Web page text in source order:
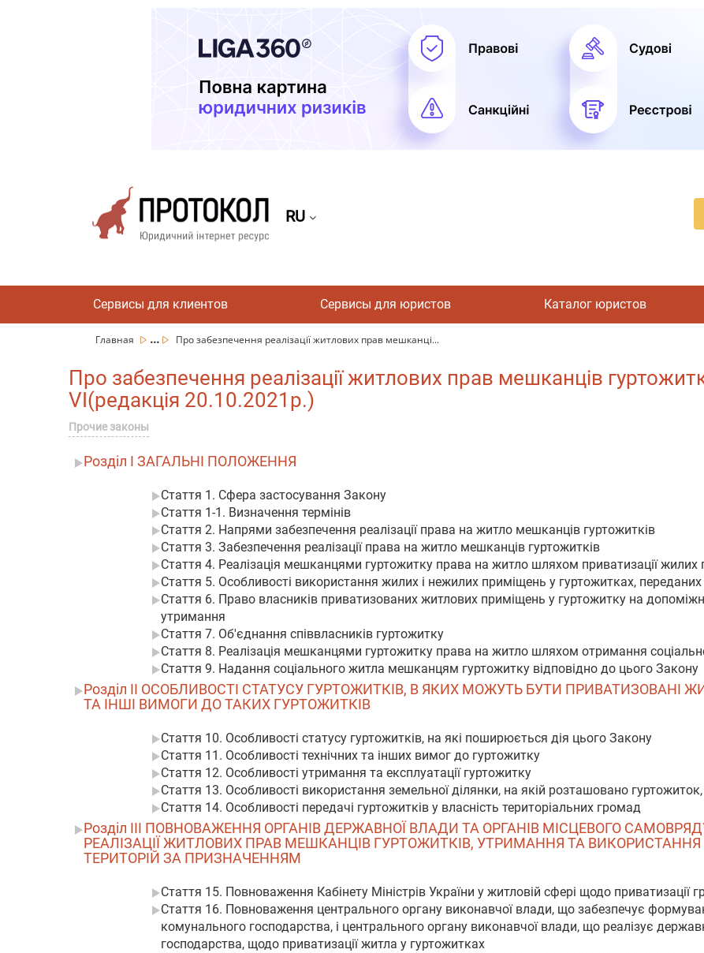
RU
Сервисы для клиентов Сервисы для юристов Каталог юристов
Главная ... Про забезпечення реалізації житлових прав мешканці...
Про забезпечення реалізації житлових прав мешканців
VI(редакція 20.10.2021р.)
Прочие законы
Розділ I ЗАГАЛЬНІ ПОЛОЖЕННЯ
Стаття 1. Сфера застосування Закону
Стаття 1-1. Визначення термінів
Стаття 2. Напрями забезпечення реалізації права на житло мешканців гуртожитків
Стаття 3. Забезпечення реалізації права на житло мешканців гуртожитків
Стаття 4. Реалізація мешканцями гуртожитку права на житло шляхом приватизації жилих
Стаття 5. Особливості використання жилих і нежилих приміщень у гуртожитках,
Стаття 6. Право власників приватизованих житлових приміщень у гуртожитку на
утримання
Стаття 7. Об'єднання співвласників гуртожитку
Стаття 8. Реалізація мешканцями гуртожитку права на житло шляхом отримання
Стаття 9. Надання соціального житла мешканцям гуртожитку відповідно до цього Закону
Розділ II ОСОБЛИВОСТІ СТАТУСУ ГУРТОЖИТКІВ, В ЯКИХ МОЖУТЬ БУТИ ПРИВАТИЗОВАНІ
ТА ІНШІ ВИМОГИ ДО ТАКИХ ГУРТОЖИТКІВ
Стаття 10. Особливості статусу гуртожитків, на які поширюється дія цього Закону
Стаття 11. Особливості технічних та інших вимог до гуртожитку
Стаття 12. Особливості утримання та експлуатації гуртожитку
Стаття 13. Особливості використання земельної ділянки, на якій розташовано гуртожиток,
Стаття 14. Особливості передачі гуртожитків у власність територіальних громад
Розділ III ПОВНОВАЖЕННЯ ОРГАНІВ ДЕРЖАВНОЇ ВЛАДИ ТА ОРГАНІВ МІСЦЕВОГО
РЕАЛІЗАЦІЇ ЖИТЛОВИХ ПРАВ МЕШКАНЦІВ ГУРТОЖИТКІВ, УТРИМАННЯ ТА
ТЕРИТОРІЙ ЗА ПРИЗНАЧЕННЯМ
Стаття 15. Повноваження Кабінету Міністрів України у житловій сфері щодо
Стаття 16. Повноваження центрального органу виконавчої влади, що забезпечує
комунального господарства, і центрального органу виконавчої влади, що реалізує
господарства, щодо приватизації житла у гуртожитках